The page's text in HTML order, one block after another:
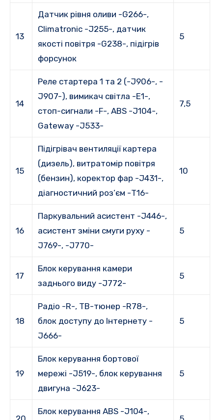
13
Датчик рівня оливи -G266-,
Climatronic -J255-, датчик
якості повітря -G238-, підігрів
форсунок
5
14
Реле стартера 1 та 2 (-J906-, -
J907-), вимикач світла -E1-,
стоп-сигнали -F-, ABS -J104-,
Gateway -J533-
7,5
15
Підігрівач вентиляції картера
(дизель), витратомір повітря
(бензин), коректор фар -J431-,
діагностичний роз’єм -T16-
10
16
Паркувальний асистент -J446-,
асистент зміни смуги руху -
J769-, -J770-
5
17
Блок керування камери
заднього виду -J772-
5
18
Радіо -R-, ТВ-тюнер -R78-,
блок доступу до Інтернету -
J666-
5
19
Блок керування бортової
мережі -J519-, блок керування
двигуна -J623-
5
Блок керування ABS -J104-,